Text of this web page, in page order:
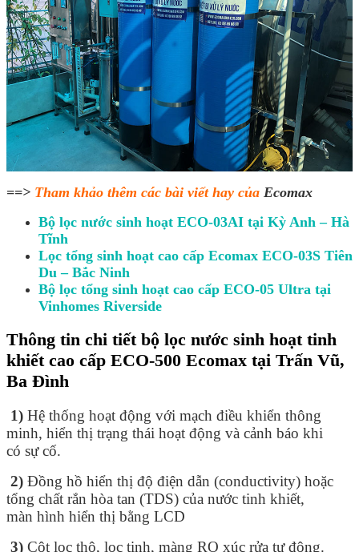
==> Tham khảo thêm các bài viết hay của Ecomax
Bộ lọc nước sinh hoạt ECO-03AI tại Kỳ Anh – Hà
Tĩnh
Lọc tổng sinh hoạt cao cấp Ecomax ECO-03S Tiên
Du – Bắc Ninh
Bộ lọc tổng sinh hoạt cao cấp ECO-05 Ultra tại
Vinhomes Riverside
Thông tin chi tiết bộ lọc nước sinh hoạt tinh
khiết cao cấp ECO-500 Ecomax tại Trấn Vũ,
Ba Đình
1) Hệ thống hoạt động với mạch điều khiển thông
minh, hiển thị trạng thái hoạt động và cảnh báo khi
có sự cố.
2) Đồng hồ hiển thị độ điện dẫn (conductivity) hoặc
tổng chất rắn hòa tan (TDS) của nước tinh khiết,
màn hình hiển thị bằng LCD
3) Cột lọc thô, lọc tinh, màng RO xúc rửa tự động.